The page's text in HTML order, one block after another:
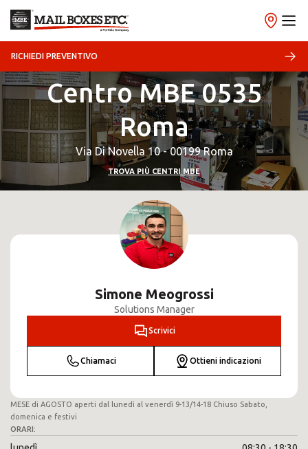
RICHIEDI PREVENTIVO
Centro MBE 0535
Roma
Via Di Novella 10 - 00199 Roma
TROVA PIÙ CENTRI MBE
Simone Meogrossi
Solutions Manager
Scrivici
Chiamaci Ottieni indicazioni
MESE di AGOSTO aperti dal lunedì al venerdì 9-13/14-18 Chiuso Sabato,
domenica e festivi
ORARI: